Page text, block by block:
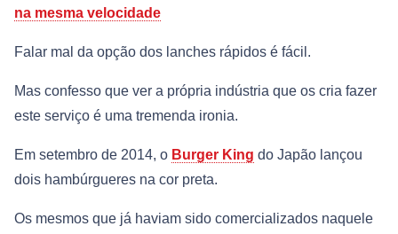
na mesma velocidade
Falar mal da opção dos lanches rápidos é fácil.
Mas confesso que ver a própria indústria que os cria fazer
este serviço é uma tremenda ironia.
Em setembro de 2014, o Burger King do Japão lançou
dois hambúrgueres na cor preta.
Os mesmos que já haviam sido comercializados naquele